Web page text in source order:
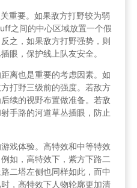
重要。如果敌方打野较为弱
之间的中心区域放置一个假
之，如果敌方打野强势，则
眼，保护线上队友安全。
离也是重要的考虑因素。如
打野三级前的强度。若敌方
续的视野布置做准备。若敌
手路的河道草丛插眼，防止
戏体验。高特效和中等特效
如，高特效下，紫方下路二
二塔左侧也同样如此，而中
，高特效下人物轮廓更加清